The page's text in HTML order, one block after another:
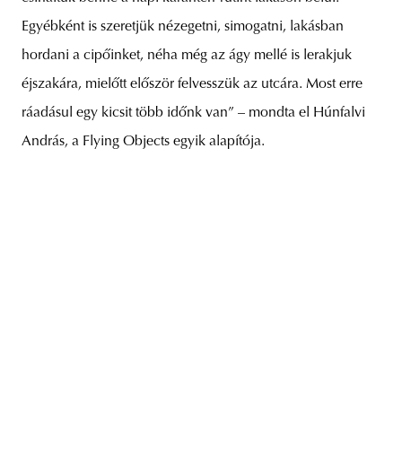
Egyébként is szeretjük nézegetni, simogatni, lakásban
hordani a cipőinket, néha még az ágy mellé is lerakjuk
éjszakára, mielőtt először felvesszük az utcára. Most erre
ráadásul egy kicsit több időnk van” – mondta el Húnfalvi
András, a Flying Objects egyik alapítója.